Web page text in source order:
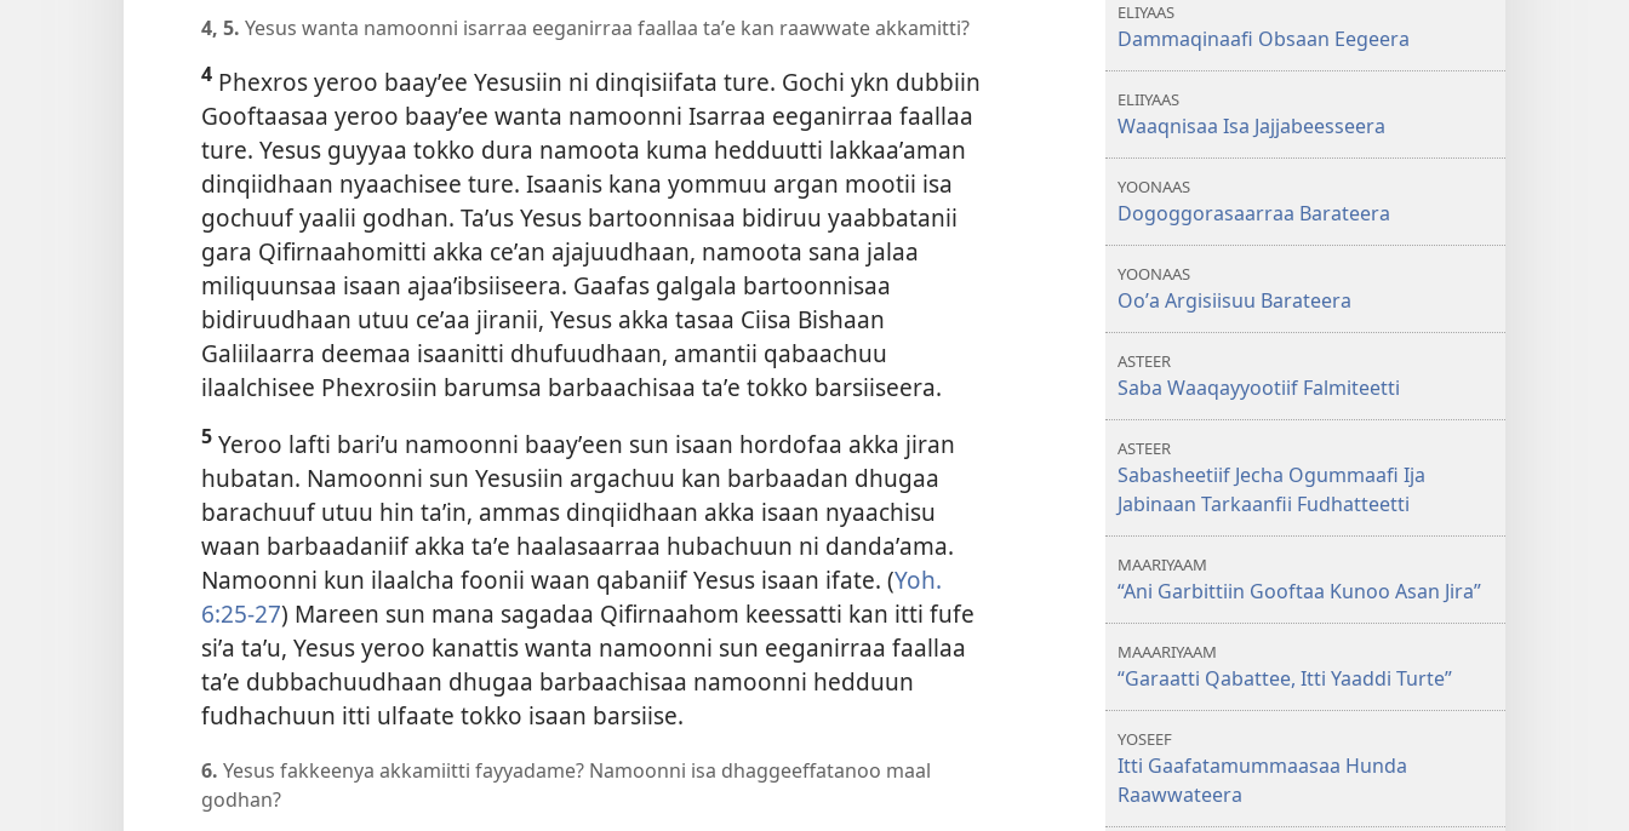
4, 5. Yesus wanta namoonni isarraa eeganirraa faallaa taʼe kan raawwate akkamitti?
4 Phexros yeroo baayʼee Yesusiin ni dinqisiifata ture. Gochi ykn dubbiin
Gooftaasaa yeroo baayʼee wanta namoonni Isarraa eeganirraa faallaa
ture. Yesus guyyaa tokko dura namoota kuma hedduutti lakkaaʼaman
dinqiidhaan nyaachisee ture. Isaanis kana yommuu argan mootii isa
gochuuf yaalii godhan. Taʼus Yesus bartoonnisaa bidiruu yaabbatanii
gara Qifirnaahomitti akka ceʼan ajajuudhaan, namoota sana jalaa
miliquunsaa isaan ajaaʼibsiiseera. Gaafas galgala bartoonnisaa
bidiruudhaan utuu ceʼaa jiranii, Yesus akka tasaa Ciisa Bishaan
Galiilaarra deemaa isaanitti dhufuudhaan, amantii qabaachuu
ilaalchisee Phexrosiin barumsa barbaachisaa taʼe tokko barsiiseera.
5 Yeroo lafti bariʼu namoonni baayʼeen sun isaan hordofaa akka jiran
hubatan. Namoonni sun Yesusiin argachuu kan barbaadan dhugaa
barachuuf utuu hin taʼin, ammas dinqiidhaan akka isaan nyaachisu
waan barbaadaniif akka taʼe haalasaarraa hubachuun ni dandaʼama.
Namoonni kun ilaalcha foonii waan qabaniif Yesus isaan ifate. (Yoh.
6:25-27) Mareen sun mana sagadaa Qifirnaahom keessatti kan itti fufe
siʼa taʼu, Yesus yeroo kanattis wanta namoonni sun eeganirraa faallaa
taʼe dubbachuudhaan dhugaa barbaachisaa namoonni hedduun
fudhachuun itti ulfaate tokko isaan barsiise.
6. Yesus fakkeenya akkamiitti fayyadame? Namoonni isa dhaggeeffatanoo maal
godhan?
ELIYAAS
Dammaqinaafi Obsaan Eegeera
ELIIYAAS
Waaqnisaa Isa Jajjabeesseera
YOONAAS
Dogoggorasaarraa Barateera
YOONAAS
Ooʼa Argisiisuu Barateera
ASTEER
Saba Waaqayyootiif Falmiteetti
ASTEER
Sabasheetiif Jecha Ogummaafi Ija
Jabinaan Tarkaanfii Fudhatteetti
MAARIYAAM
“Ani Garbittiin Gooftaa Kunoo Asan Jira”
MAAARIYAAM
“Garaatti Qabattee, Itti Yaaddi Turte”
YOSEEF
Itti Gaafatamummaasaa Hunda
Raawwateera